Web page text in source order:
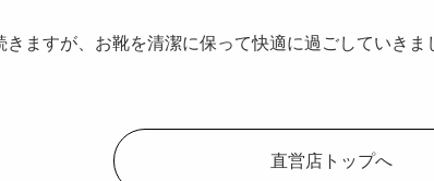
きますが、お靴を清潔に保って快適に過ごしていきま
直営店トップへ